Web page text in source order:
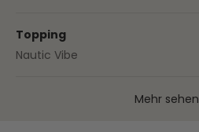
Topping
Nautic Vibe
Mehr sehen